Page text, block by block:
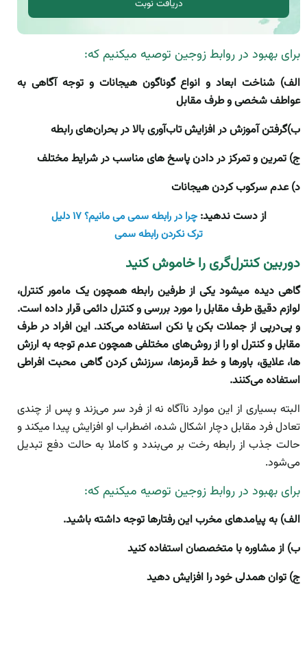
دریافت نوبت
برای بهبود در روابط زوجین توصیه میکنیم که:
الف) شناخت ابعاد و انواع گوناگون هیجانات و توجه آگاهی به
عواطف شخصی و طرف مقابل
ب)گرفتن آموزش در افزایش تاب‌آوری بالا در بحران‌های رابطه
ج) تمرین و تمرکز در دادن پاسخ های مناسب در شرایط مختلف
د) عدم سرکوب کردن هیجانات
از دست ندهید:
چرا در رابطه سمی می مانیم؟ ۱۷ دلیل
ترک نکردن رابطه سمی
دوربین کنترل‌گری را خاموش کنید
گاهی دیده میشود یکی از طرفین رابطه همچون یک مامور کنترل،
لوازم دقیق طرف مقابل را مورد بررسی و کنترل دائمی قرار داده است.
و پی‌درپی از جملات بکن یانکن استفاده می‌کند. این افراد در طرف
مقابل و کنترل او را از روش‌های مختلفی همچون عدم توجه به ارزش
ها، علایق، باورها و خط قرمزها، سرزنش کردن گاهی محبت افراطی
استفاده می‌کنند.
البته بسیاری از این موارد ناآگاه نه از فرد سر می‌زند و پس از چندی
تعادل فرد مقابل دچار اشکال شده، اضطراب او افزایش پیدا میکند و
حالت جذب از رابطه رخت بر می‌بندد و کاملا به حالت دفع تبدیل
می‌شود.
برای بهبود در روابط زوجین توصیه میکنیم که:
الف) به پیامدهای مخرب این رفتارها توجه داشته باشید.
ب) از مشاوره با متخصصان استفاده کنید
ج) توان همدلی خود را افزایش دهید